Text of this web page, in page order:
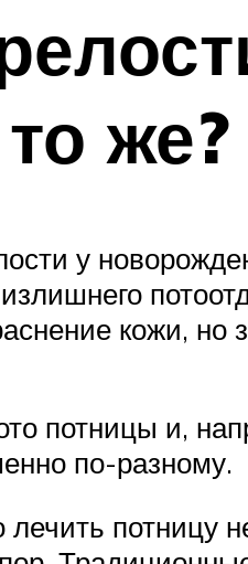
же?
у
кожи, но
потницы и,
по-разному.